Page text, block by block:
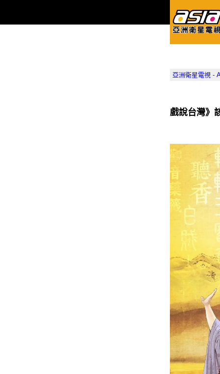
亞洲衛星電視 -
戲說台灣》